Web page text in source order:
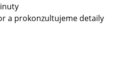
a prokonzultujeme detaily